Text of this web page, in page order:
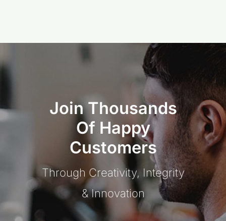
Join Thousands
Of Happy
Customers
Through Creativity, Integrity
& Innovation